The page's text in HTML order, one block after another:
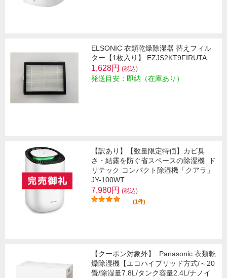
ELSONIC 衣類乾燥除湿器 替えフィル
ター【1枚入り】 EZJS2KT9FIRUTA
1,628円 (税込)
発送目安：即納（在庫あり）
【訳あり】【数量限定特価】カビ臭
さ・結露を防ぐ省スペースの除湿機
ド
リテック コンパクト除湿機「クアラ」
JY-100WT
7,980円 (税込)
(1件)
【クーポン対象外】
Panasonic 衣類乾
燥除湿機【エコハイブリッド方式/～20
畳/除湿量7.8L/タンク容量2.4L/ナノイ